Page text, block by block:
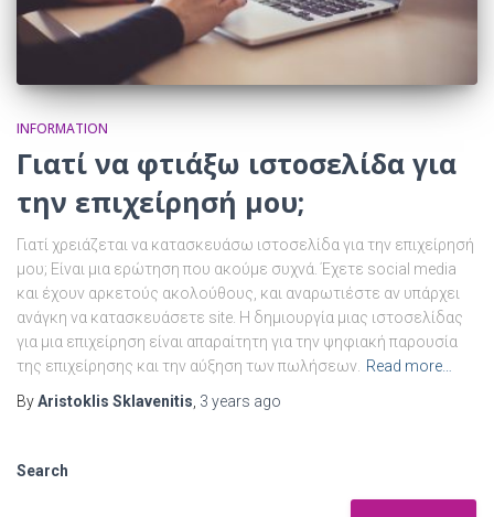
INFORMATION
Γιατί να φτιάξω ιστοσελίδα για
την επιχείρησή μου;
Γιατί χρειάζεται να κατασκευάσω ιστοσελίδα για την επιχείρησή
μου; Είναι μια ερώτηση που ακούμε συχνά. Έχετε social media
και έχουν αρκετούς ακολούθους, και αναρωτιέστε αν υπάρχει
ανάγκη να κατασκευάσετε site. Η δημιουργία μιας ιστοσελίδας
για μια επιχείρηση είναι απαραίτητη για την ψηφιακή παρουσία
της επιχείρησης και την αύξηση των πωλήσεων. Read more…
ByAristoklis Sklavenitis 3 years ago
Search